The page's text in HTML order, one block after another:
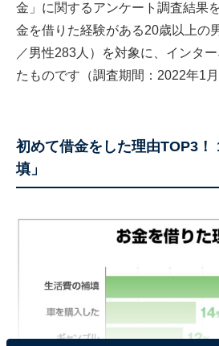
金」に関するアンケート調査結果
金を借りた経験がある20歳以上の
／男性283人）を対象に、インタ
たものです（調査期間：2022年1
初めて借金をした理由TOP3！
填」